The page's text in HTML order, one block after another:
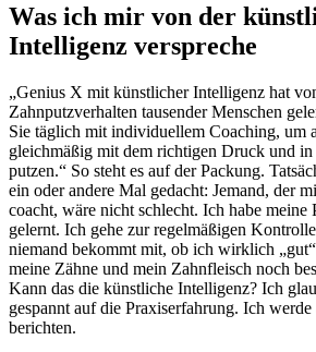
Was ich mir von der
Intelligenz verspreche
„Genius X mit künstlicher Intelligenz hat
Zahnputzverhalten tausender Menschen
Sie täglich mit individuellem Coaching, um
gleichmäßig mit dem richtigen Druck und
putzen.“ So steht es auf der Packung.
ein oder andere Mal gedacht: Jemand, der
coacht, wäre nicht schlecht. Ich habe meine
gelernt. Ich gehe zur regelmäßigen
niemand bekommt mit, ob ich wirklich
meine Zähne und mein Zahnfleisch noch
Kann das die künstliche Intelligenz? Ich
gespannt auf die Praxiserfahrung. Ich
berichten.